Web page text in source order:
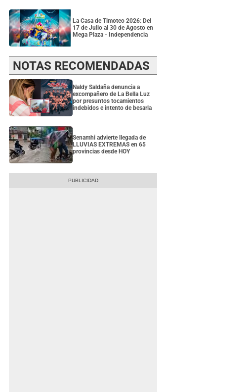
La Casa de Timoteo 2026: Del
17 de Julio al 30 de Agosto en
Mega Plaza - Independencia
NOTAS RECOMENDADAS
Naldy Saldaña denuncia a
excompañero de La Bella Luz
por presuntos tocamientos
indebidos e intento de besarla
Senamhi advierte llegada de
LLUVIAS EXTREMAS en 65
provincias desde HOY